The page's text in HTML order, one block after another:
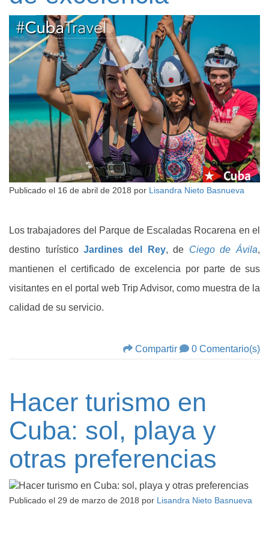
Publicado el 16 de abril de 2018 por Lisandra Nieto Basnueva
Los trabajadores del Parque de Escaladas Rocarena en el
destino turísticoJardines del Rey, de Ciego de Ávila,
mantienen el certificado de excelencia por parte de sus
visitantes en el portal web Trip Advisor, como muestra de la
calidad de su servicio.
Compartir 0 Comentario(s)
Hacer turismo en
Cuba: sol, playa y
otras preferencias
Publicado el 29 de marzo de 2018 por Lisandra Nieto Basnueva